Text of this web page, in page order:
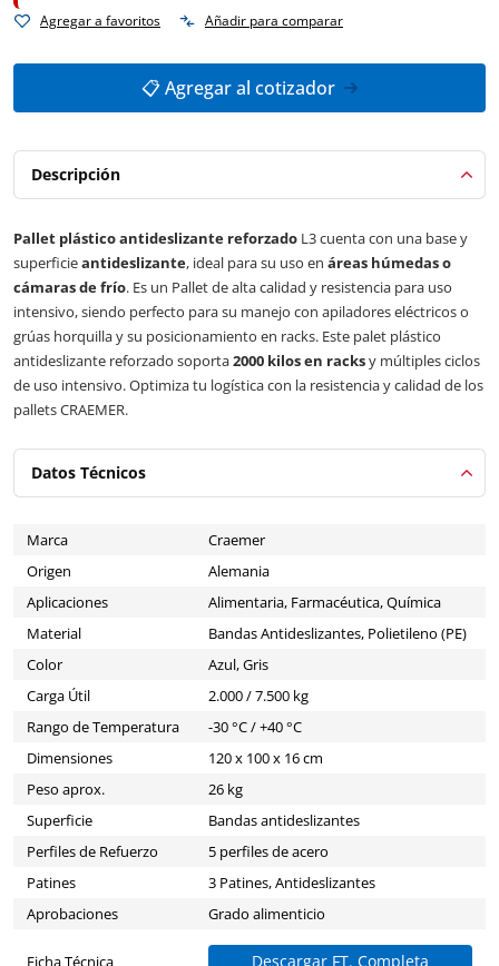
Agregar a favoritos
Añadir para comparar
📋 Agregar al cotizador
Descripción
Pallet plástico antideslizante reforzado L3 cuenta con una base y
superficieantideslizante, ideal para su uso en áreas húmedas o
cámaras de frío. Es un Pallet de alta calidad y resistencia para uso
intensivo, siendo perfecto para su manejo con apiladores eléctricos o
grúas horquilla y su posicionamiento en racks. Este palet plástico
antideslizante reforzado soporta2000 kilos en racksy múltiples ciclos
de uso intensivo. Optimiza tu logística con la resistencia y calidad de los
pallets CRAEMER.
Datos Técnicos
Marca
Craemer
Origen
Alemania
Aplicaciones
Alimentaria, Farmacéutica, Química
Material
Bandas Antideslizantes, Polietileno (PE)
Color
Azul, Gris
Carga Útil
2.000 / 7.500 kg
Rango de Temperatura
-30 °C / +40 °C
Dimensiones
120 x 100 x 16 cm
Peso aprox.
26 kg
Superficie
Bandas antideslizantes
Perfiles de Refuerzo
5 perfiles de acero
Patines
3 Patines, Antideslizantes
Aprobaciones
Grado alimenticio
Descargar FT. Completa